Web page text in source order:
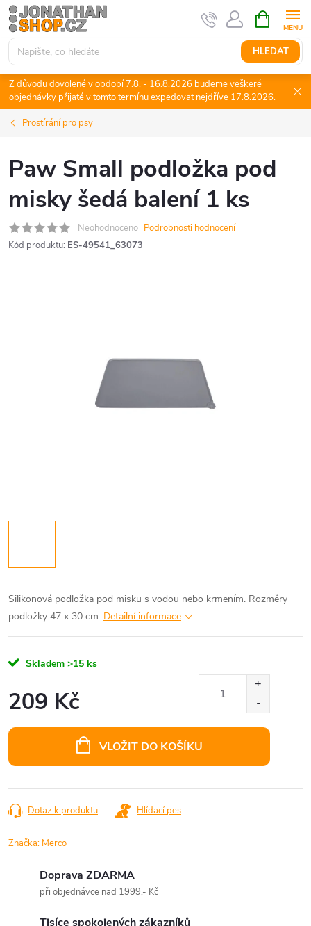
Přejít
na
obsah
HLEDAT
NÁKUPNÍ
KOŠÍK
Z důvodu dovolené v období 7.8. - 16.8.2026 budeme veškeré
objednávky přijaté v tomto termínu expedovat nejdříve 17.8.2026.
Prostírání pro psy
Paw Small podložka pod
misky šedá balení 1 ks
Neohodnoceno Podrobnosti hodnocení
Kód produktu: ES-49541_63073
Silikonová podložka pod misku s vodou nebo krmením. Rozměry
podložky 47 x 30 cm. Detailní informace
Skladem >15 ks
209 Kč
VLOŽIT DO KOŠÍKU
Dotaz k produktu Hlídací pes
Značka: Merco
Doprava ZDARMA
při objednávce nad 1999,- Kč
Tisíce spokojených zákazníků